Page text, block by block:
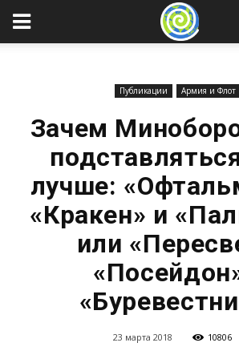
Публикации Армия и Флот
Зачем
лучше:
«Кракен» и
или
23 марта 2018 10806